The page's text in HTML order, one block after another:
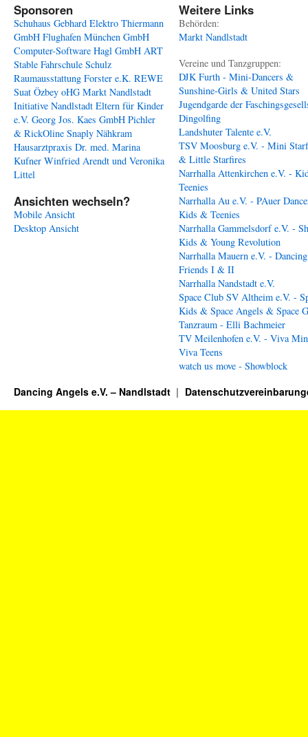
Sponsoren
Schuhaus Gebhard Elektro Thiermann
GmbH Flughafen München GmbH
Computer-Software Hagl GmbH ART
Stable Fahrschule Schulz
Raumausstattung Forster e.K. REWE
Suat Özbey oHG Markt Nandlstadt
Initiative Nandlstadt Eltern für Kinder
e.V. Georg Jos. Kaes GmbH Pichler
& RickOline Snaply Nähkram
Hausarztpraxis Dr. med. Marina
Kufner Winfried Arendt und Veronika
Littel
Ansichten wechseln?
Mobile Ansicht
Desktop Ansicht
Weitere Links
Behörden:
Markt Nandlstadt
Vereine und Tanzgruppen:
DJK Furth - Mini-Dancers &
Sunshine-Girls & United Stars
Jugendgarde der
Dingolfing
Landshuter Talente e.V.
TSV Moosburg e.V. - Mini
& Little Starfires
Narrhalla Attenkirchen e.V. -
Teenies
Narrhalla Au e.V. - PAuer
Kids & Teenies
Narrhalla Gammelsdorf e.V. -
Kids & Young Revolution
Narrhalla Mauern e.V. - Dancing
Friends I & II
Narrhalla Nandstadt e.V.
Space Club SV Altheim e.V. -
Kids & Space Angels & Space
Tanzraum - Elli Bachmeier
TV Meilenhofen e.V. - Viva
Viva Teens
watch us move - Showblock
Dancing Angels e.V. – Nandlstadt